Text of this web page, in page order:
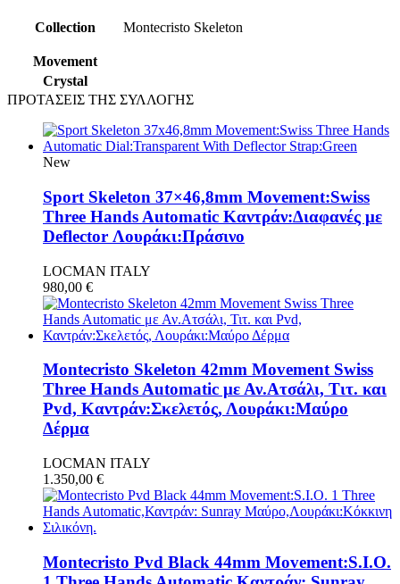
Collection Montecristo Skeleton
Movement
Crystal
ΠΡΟΤΑΣΕΙΣ ΤΗΣ ΣΥΛΛΟΓΗΣ
New
Sport Skeleton 37×46,8mm Movement:Swiss
Three Hands Automatic Καντράν:Διαφανές με
Deflector Λουράκι:Πράσινο
LOCMAN ITALY
980,00 €
Montecristo Skeleton 42mm Movement Swiss
Three Hands Automatic με Αν.Ατσάλι, Τιτ. και
Pvd, Καντράν:Σκελετός, Λουράκι:Μαύρο
Δέρμα
LOCMAN ITALY
1.350,00 €
Montecristo Pvd Black 44mm Movement:S.I.O.